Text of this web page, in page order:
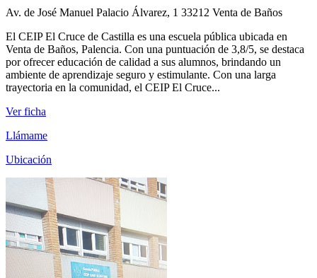
Av. de José Manuel Palacio Álvarez, 1 33212 Venta de Baños
El CEIP El Cruce de Castilla es una escuela pública ubicada en
Venta de Baños, Palencia. Con una puntuación de 3,8/5, se destaca
por ofrecer educación de calidad a sus alumnos, brindando un
ambiente de aprendizaje seguro y estimulante. Con una larga
trayectoria en la comunidad, el CEIP El Cruce...
Ver ficha
Llámame
Ubicación